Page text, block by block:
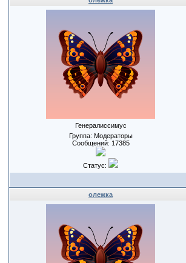
Генералиссимус
Группа: Модераторы
Сообщений: 17385
Статус:
олежка